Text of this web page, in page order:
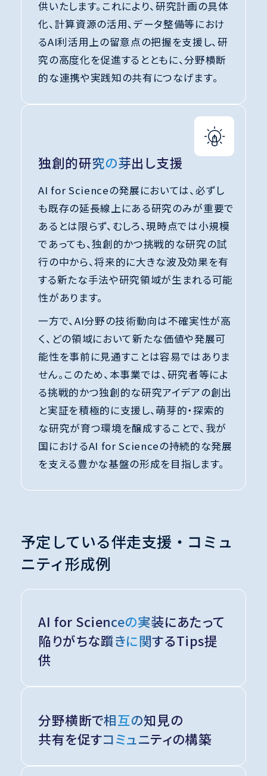
供いたします。これにより、研究計画の具体
化、計算資源の活用、データ整備等におけ
るAI利活用上の留意点の把握を支援し、研
究の高度化を促進するとともに、分野横断
的な連携や実践知の共有につなげます。
独創的研究の芽出し支援
AI for Scienceの発展においては、必ずし
も既存の延長線上にある研究のみが重要で
あるとは限らず、むしろ、現時点では小規模
であっても、独創的かつ挑戦的な研究の試
行の中から、将来的に大きな波及効果を有
する新たな手法や研究領域が生まれる可能
性があります。
一方で、AI分野の技術動向は不確実性が高
く、どの領域において新たな価値や発展可
能性を事前に見通すことは容易ではありま
せん。このため、本事業では、研究者等によ
る挑戦的かつ独創的な研究アイデアの創出
と実証を積極的に支援し、萌芽的・探索的
な研究が育つ環境を醸成することで、我が
国におけるAI for Scienceの持続的な発展
を支える豊かな基盤の形成を目指します。
予定している伴走支援・コミュ
ニティ形成例
AI for Scienceの実装にあたって
陥りがちな躓きに関するTips提
供
分野横断で相互の知見の
共有を促すコミュニティの構築